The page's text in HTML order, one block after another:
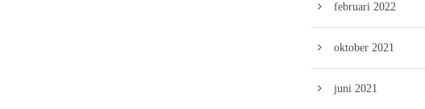
februari 2022
oktober 2021
juni 2021